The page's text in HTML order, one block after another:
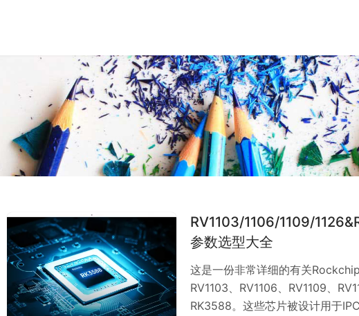
RV1103/1106/1109/
参数选型大全
这是一份非常详细的有关
RV1103、RV1106、RV1109、
RK3588。这些芯片被设计用于